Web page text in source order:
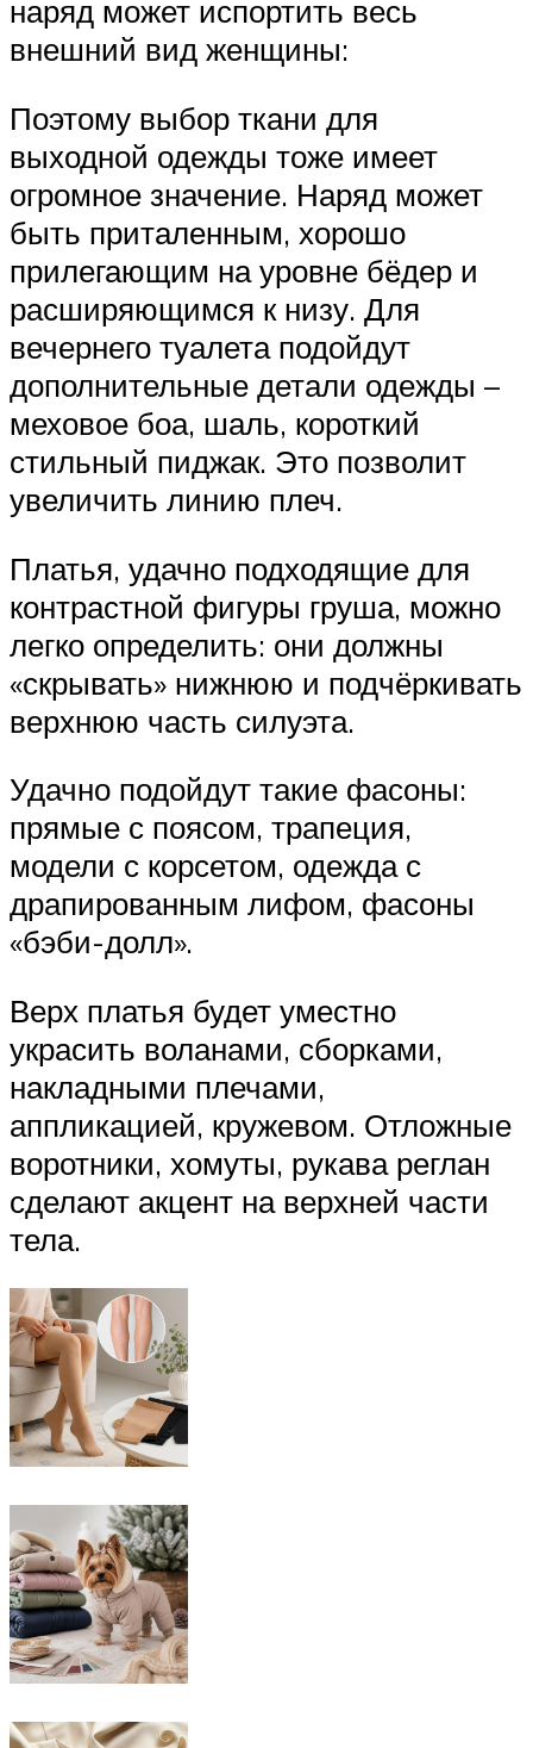
наряд может испортить весь
внешний вид женщины:
Поэтому выбор ткани для
выходной одежды тоже имеет
огромное значение. Наряд может
быть приталенным, хорошо
прилегающим на уровне бёдер и
расширяющимся к низу. Для
вечернего туалета подойдут
дополнительные детали одежды –
меховое боа, шаль, короткий
стильный пиджак. Это позволит
увеличить линию плеч.
Платья, удачно подходящие для
контрастной фигуры груша, можно
легко определить: они должны
«скрывать» нижнюю и подчёркивать
верхнюю часть силуэта.
Удачно подойдут такие фасоны:
прямые с поясом, трапеция,
модели с корсетом, одежда с
драпированным лифом, фасоны
«бэби-долл».
Верх платья будет уместно
украсить воланами, сборками,
накладными плечами,
аппликацией, кружевом. Отложные
воротники, хомуты, рукава реглан
сделают акцент на верхней части
тела.